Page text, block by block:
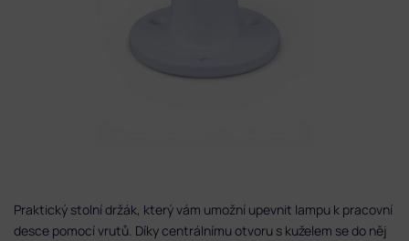
Praktický stolní držák, který vám umožní upevnit lampu k pracovní
desce pomocí vrutů. Díky centrálnímu otvoru s kuželem se do něj